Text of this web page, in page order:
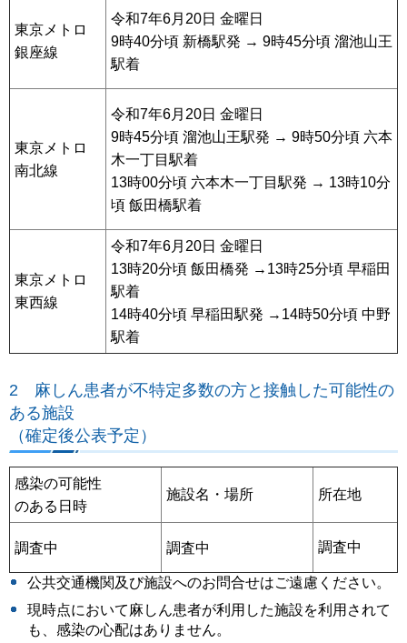
東京メトロ
銀座線
令和7年6月20日 金曜日
9時40分頃 新橋駅発 → 9時45分頃 溜池山王
駅着
東京メトロ
南北線
令和7年6月20日 金曜日
9時45分頃 溜池山王駅発 → 9時50分頃 六本
木一丁目駅着
13時00分頃 六本木一丁目駅発 → 13時10分
頃 飯田橋駅着
東京メトロ
東西線
令和7年6月20日 金曜日
13時20分頃 飯田橋発 →13時25分頃 早稲田
駅着
14時40分頃 早稲田駅発 →14時50分頃 中野
駅着
2 麻しん患者が不特定多数の方と接触した可能性の
ある施設
（確定後公表予定）
感染の可能性
のある日時
施設名・場所 所在地
調査中 調査中 調査中
公共交通機関及び施設へのお問合せはご遠慮ください。
現時点において麻しん患者が利用した施設を利用されて
も、感染の心配はありません。